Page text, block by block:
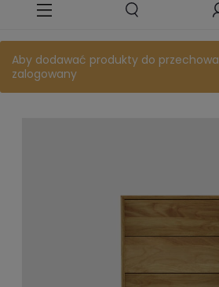
Aby dodawać produkty do
zalogowany